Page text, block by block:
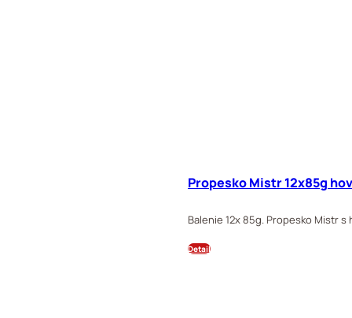
Propesko Mistr 12x85g
Balenie 12x 85g. Propesko Mistr
Detail